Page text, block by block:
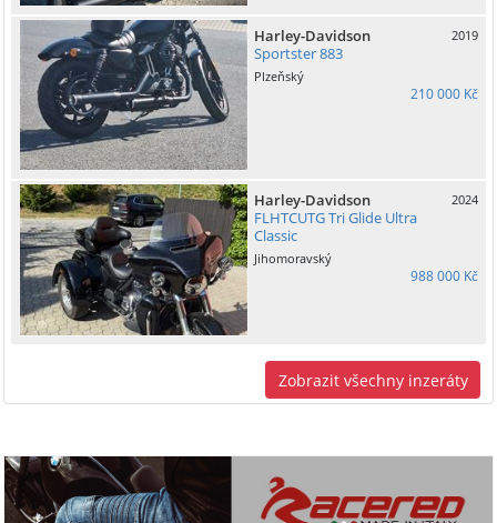
Harley-Davidson
Sportster 883
2019
Plzeňský
210 000 Kč
Harley-Davidson
FLHTCUTG Tri Glide Ultra
Classic
2024
Jihomoravský
988 000 Kč
Zobrazit všechny inzeráty